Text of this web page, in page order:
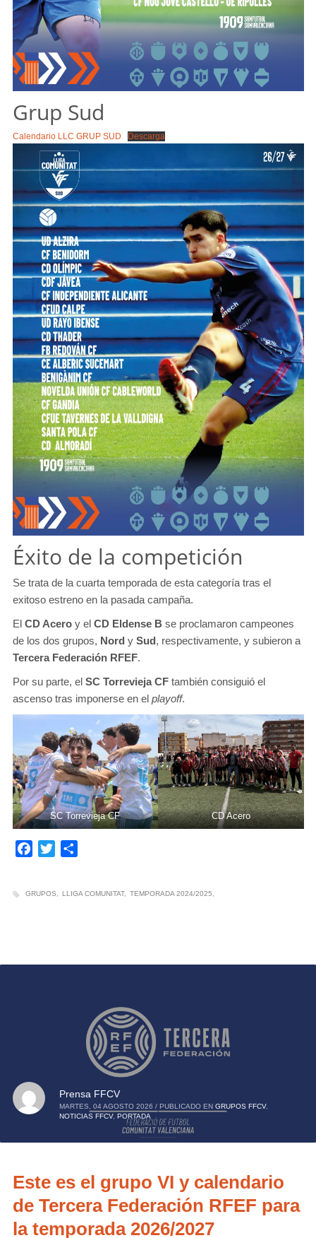
Grup Sud
Calendario LLC GRUP SUD Descarga
Éxito de la competición
Se trata de la cuarta temporada de esta categoría tras el
exitoso estreno en la pasada campaña.
El CD Acero y elCD Eldense B se proclamaron campeones
de los dos grupos, Nord y Sud, respectivamente, y subieron a
Tercera Federación RFEF.
Por su parte, el SC Torrevieja CF también consiguió el
ascenso tras imponerse en el playoff.
SC Torrevieja CF CD Acero
Facebook
Twitter
GRUPOS LLIGA COMUNITAT TEMPORADA 2024/2025
Prensa FFCV
MARTES, 04 AGOSTO 2026 / PUBLICADO EN GRUPOS FFCV,
NOTICIAS FFCV, PORTADA
Este es el grupo VI y calendario
de Tercera Federación RFEF para
la temporada 2026/2027